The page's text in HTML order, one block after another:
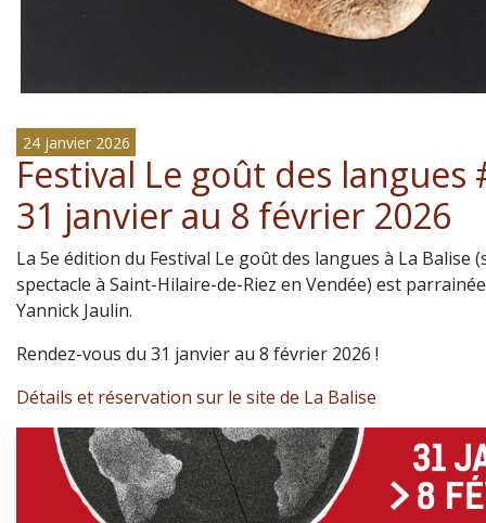
24 janvier 2026
Festival Le goût des
31 janvier au 8 février 2026
La 5e édition du Festival Le goût des langues à La Balise
spectacle à Saint-Hilaire-de-Riez en Vendée) est
Yannick Jaulin.
Rendez-vous du 31 janvier au 8 février 2026 !
Détails et réservation sur le site de La Balise